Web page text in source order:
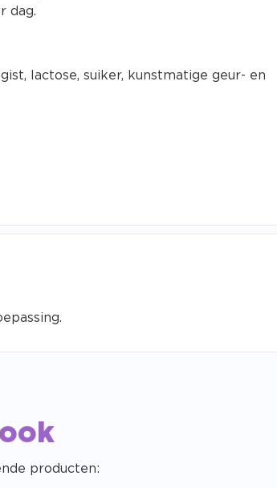
dag.
lactose, suiker, kunstmatige geur- en
producten: